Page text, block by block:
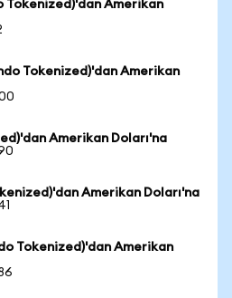
Tokenized)'dan Amerikan
Tokenized)'dan Amerikan
Amerikan Doları'na
Amerikan Doları'na
Tokenized)'dan Amerikan